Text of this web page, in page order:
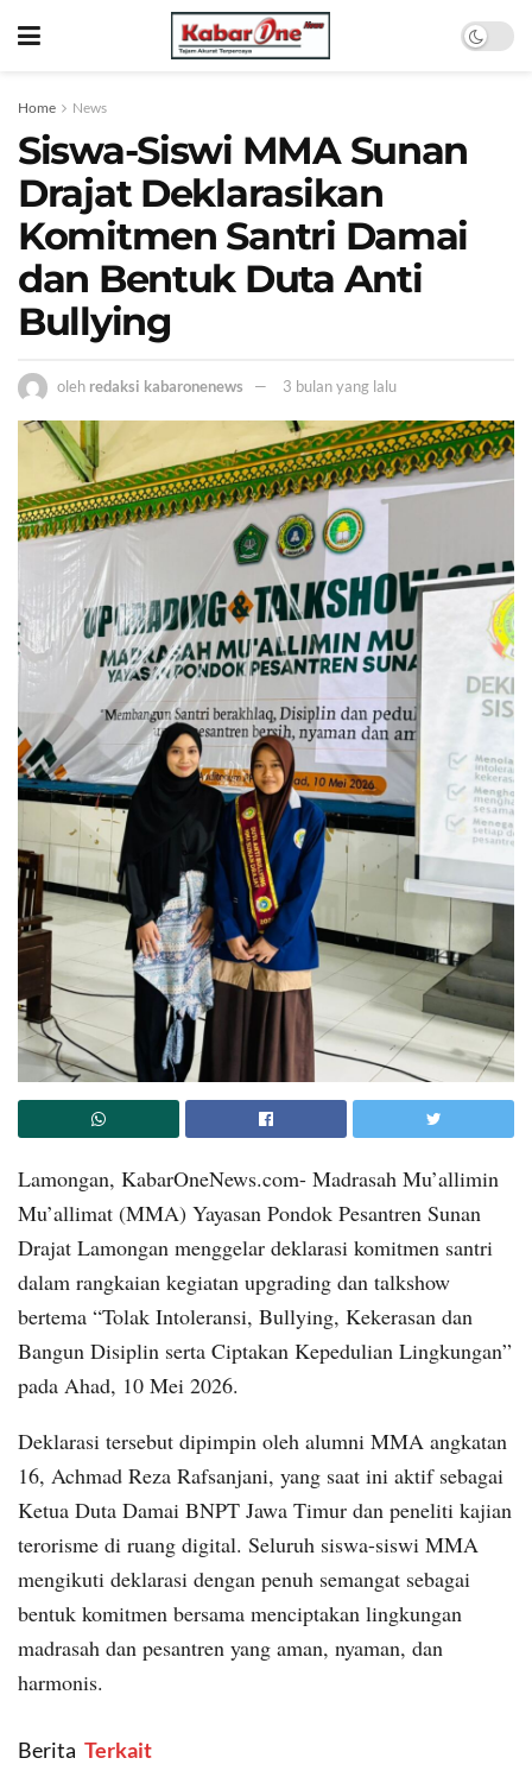
Home News
Siswa-Siswi MMA Sunan
Drajat Deklarasikan
Komitmen Santri Damai
dan Bentuk Duta Anti
Bullying
oleh redaksi kabaronenews 3 bulan yang lalu
Lamongan, KabarOneNews.com- Madrasah Mu’allimin
Mu’allimat (MMA) Yayasan Pondok Pesantren Sunan
Drajat Lamongan menggelar deklarasi komitmen santri
dalam rangkaian kegiatan upgrading dan talkshow
bertema “Tolak Intoleransi, Bullying, Kekerasan dan
Bangun Disiplin serta Ciptakan Kepedulian Lingkungan”
pada Ahad, 10 Mei 2026.
Deklarasi tersebut dipimpin oleh alumni MMA angkatan
16, Achmad Reza Rafsanjani, yang saat ini aktif sebagai
Ketua Duta Damai BNPT Jawa Timur dan peneliti kajian
terorisme di ruang digital. Seluruh siswa-siswi MMA
mengikuti deklarasi dengan penuh semangat sebagai
bentuk komitmen bersama menciptakan lingkungan
madrasah dan pesantren yang aman, nyaman, dan
harmonis.
Berita ‎ Terkait